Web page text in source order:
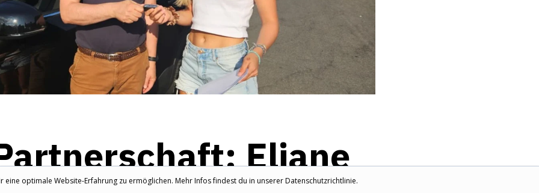
optimale Website-Erfahrung zu ermöglichen. Mehr Infos findest du in unserer Datenschutzrichtlinie.
Eliane